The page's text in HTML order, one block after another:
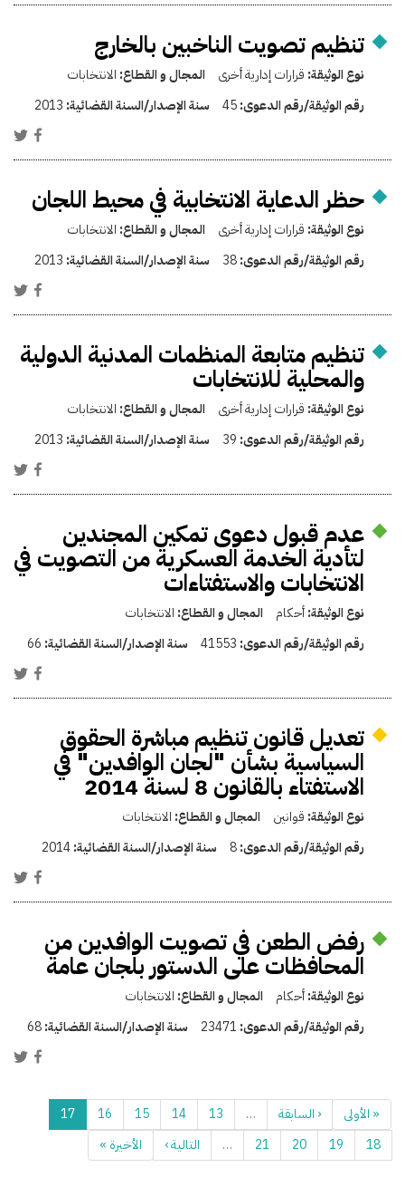
تنظيم تصويت الناخبين بالخارج
نوع الوثيقة: قرارات إدارية أخرى المجال و القطاع: الانتخابات
رقم الوثيقة/رقم الدعوى:45 سنة الإصدار/السنة القضائية: 2013
حظر الدعاية الانتخابية في محيط اللجان
نوع الوثيقة: قرارات إدارية أخرى المجال و القطاع: الانتخابات
رقم الوثيقة/رقم الدعوى:38 سنة الإصدار/السنة القضائية: 2013
تنظيم متابعة المنظمات المدنية الدولية
والمحلية للانتخابات
نوع الوثيقة: قرارات إدارية أخرى المجال و القطاع: الانتخابات
رقم الوثيقة/رقم الدعوى: 39 سنة الإصدار/السنة القضائية: 2013
عدم قبول دعوى تمكين المجندين
لتأدية الخدمة العسكرية من التصويت في
الانتخابات والاستفتاءات
نوع الوثيقة:أحكام المجال و القطاع: الانتخابات
رقم الوثيقة/رقم الدعوى: 41553 سنة الإصدار/السنة القضائية: 66
تعديل قانون تنظيم مباشرة الحقوق
السياسية بشأن "لجان الوافدين" في
الاستفتاء بالقانون 8 لسنة 2014
نوع الوثيقة: قوانين المجال و القطاع: الانتخابات
رقم الوثيقة/رقم الدعوى:8 سنة الإصدار/السنة القضائية:2014
رفض الطعن في تصويت الوافدين من
المحافظات على الدستور بلجان عامة
نوع الوثيقة:أحكام المجال و القطاع: الانتخابات
رقم الوثيقة/رقم الدعوى: 23471 سنة الإصدار/السنة القضائية:68
« الأولى ‹ السابقة …
13
14
15
16
17
18
19
20
21
… التالية › الأخيرة »